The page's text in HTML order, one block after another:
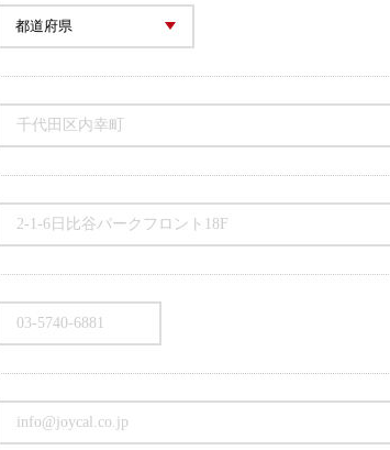
千代田区内幸町
2-1-6日比谷パークフロント18F
03-5740-6881
info@joycal.co.jp